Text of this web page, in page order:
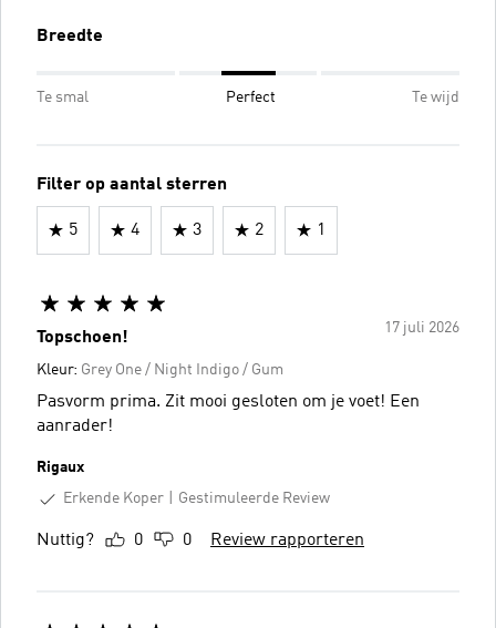
Breedte
Te smal Perfect Te wijd
Filter op aantal sterren
5 4 3 2 1
17 juli 2026
Topschoen!
Kleur: Grey One / Night Indigo / Gum
Pasvorm prima. Zit mooi gesloten om je voet! Een
aanrader!
Rigaux
Erkende Koper
Gestimuleerde Review
Nuttig? 0 0 Review rapporteren